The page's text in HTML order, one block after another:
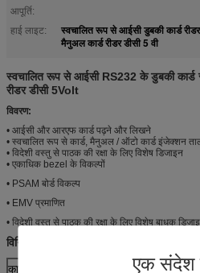
एक संदेश
आपूर्ति:
हाई लाइट: स्वचालित रूप से आईसी डुबकी कार्ड रीडर
मैनुअल कार्ड रीडर डीसी 5 वी
स्वचालित रूप से आईसी RS232 के डुबकी कार्ड
रीडर डीसी 5Volt
विवरण:
• आईसी और आरएफ कार्ड पढ़ने और लिखने
• स्वचालित रूप से कार्ड, मैनुअल / ऑटो कार्ड इंजेक्शन
• विदेशी वस्तु से पाठक की रक्षा के लिए विशेष डिजाइन
• एकाधिक bezel के विकल्पों
• PSAM बोर्ड विकल्प
• EMV प्रमाणित
• विदेशी वस्तु से पाठक की रक्षा के लिए विशेष बाधक
विनिर्देशों:
कार्ड के प्रकार
आईसी कार्ड: